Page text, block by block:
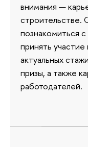
внимания —
строительстве.
познакомиться
принять участие
актуальных
призы, а также
работодателей.